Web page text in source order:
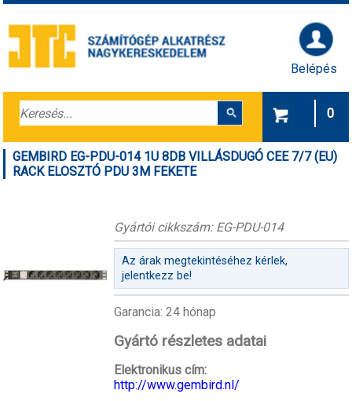
Belépés
0
GEMBIRD EG-PDU-014 1U 8DB VILLÁSDUGÓ CEE 7/7 (EU)
RACK ELOSZTÓ PDU 3M FEKETE
Gyártói cikkszám: EG-PDU-014
Az árak megtekintéséhez kérlek,
jelentkezz be!
Garancia: 24 hónap
Gyártó részletes adatai
Elektronikus cím:
http://www.gembird.nl/